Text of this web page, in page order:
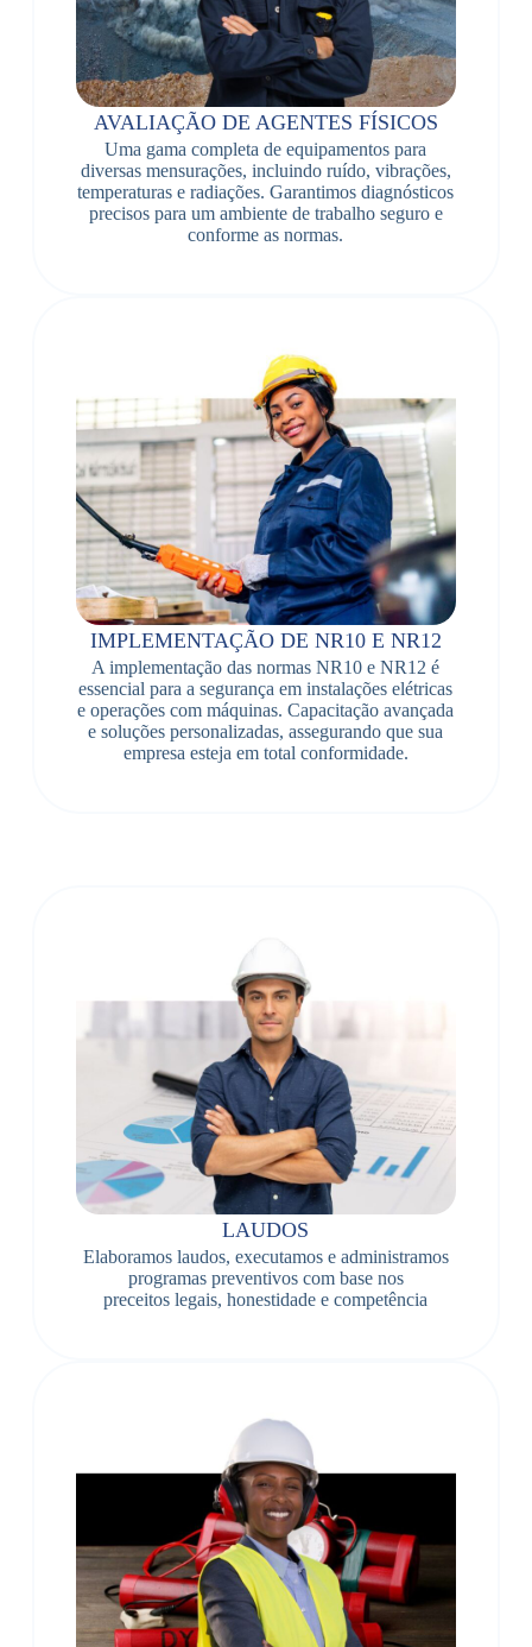
AVALIAÇÃO DE AGENTES FÍSICOS
Uma gama completa de equipamentos para
diversas mensurações, incluindo ruído, vibrações,
temperaturas e radiações. Garantimos diagnósticos
precisos para um ambiente de trabalho seguro e
conforme as normas.
IMPLEMENTAÇÃO DE NR10 E NR12
A implementação das normas NR10 e NR12 é
essencial para a segurança em instalações elétricas
e operações com máquinas. Capacitação avançada
e soluções personalizadas, assegurando que sua
empresa esteja em total conformidade.
LAUDOS
Elaboramos laudos, executamos e administramos
programas preventivos com base nos
preceitos legais, honestidade e competência